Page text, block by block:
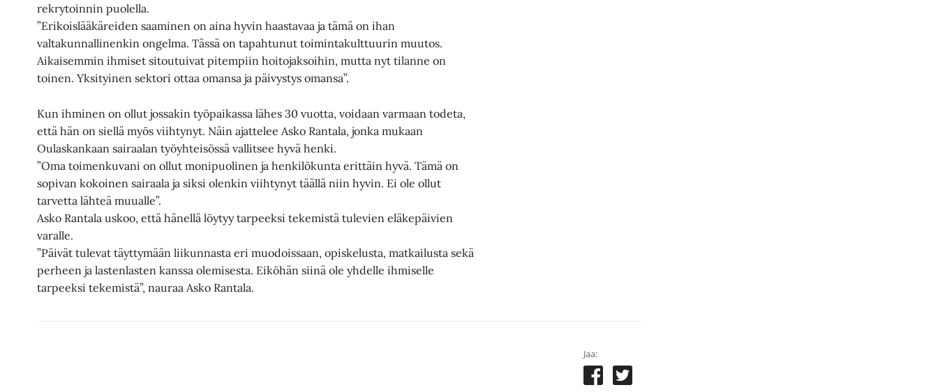
rekrytoinnin puolella.
”Erikoislääkäreiden saaminen on aina hyvin haastavaa ja tämä on ihan
valtakunnallinenkin ongelma. Tässä on tapahtunut toimintakulttuurin muutos.
Aikaisemmin ihmiset sitoutuivat pitempiin hoitojaksoihin, mutta nyt tilanne on
toinen. Yksityinen sektori ottaa omansa ja päivystys omansa”.
Kun ihminen on ollut jossakin työpaikassa lähes 30 vuotta, voidaan varmaan todeta,
että hän on siellä myös viihtynyt. Näin ajattelee Asko Rantala, jonka mukaan
Oulaskankaan sairaalan työyhteisössä vallitsee hyvä henki.
”Oma toimenkuvani on ollut monipuolinen ja henkilökunta erittäin hyvä. Tämä on
sopivan kokoinen sairaala ja siksi olenkin viihtynyt täällä niin hyvin. Ei ole ollut
tarvetta lähteä muualle”.
Asko Rantala uskoo, että hänellä löytyy tarpeeksi tekemistä tulevien eläkepäivien
varalle.
”Päivät tulevat täyttymään liikunnasta eri muodoissaan, opiskelusta, matkailusta sekä
perheen ja lastenlasten kanssa olemisesta. Eiköhän siinä ole yhdelle ihmiselle
tarpeeksi tekemistä”, nauraa Asko Rantala.
Jaa: